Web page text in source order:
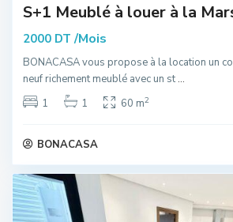
S+1 Meublé à louer à la
2000 DT /Mois
BONACASA vous propose à la location un
neuf richement meublé avec un st...
1
1 60 m2
BONACASA